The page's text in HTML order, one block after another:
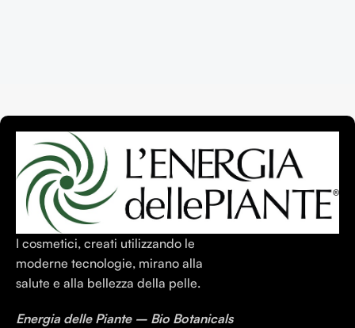
I cosmetici, creati utilizzando le
moderne tecnologie, mirano alla
salute e alla bellezza della pelle.
Energia delle Piante – Bio Botanicals